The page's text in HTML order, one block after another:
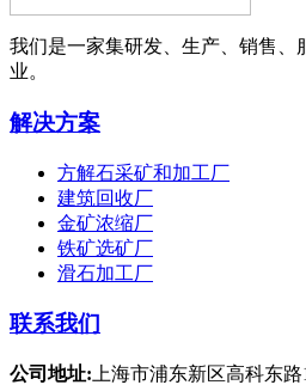
我们是一家集研发、生产、销售、
业。
解决方案
方解石采矿和加工厂
建筑回收厂
金矿浓缩厂
铁矿选矿厂
滑石加工厂
联系我们
公司地址: 上海市浦东新区高科东路